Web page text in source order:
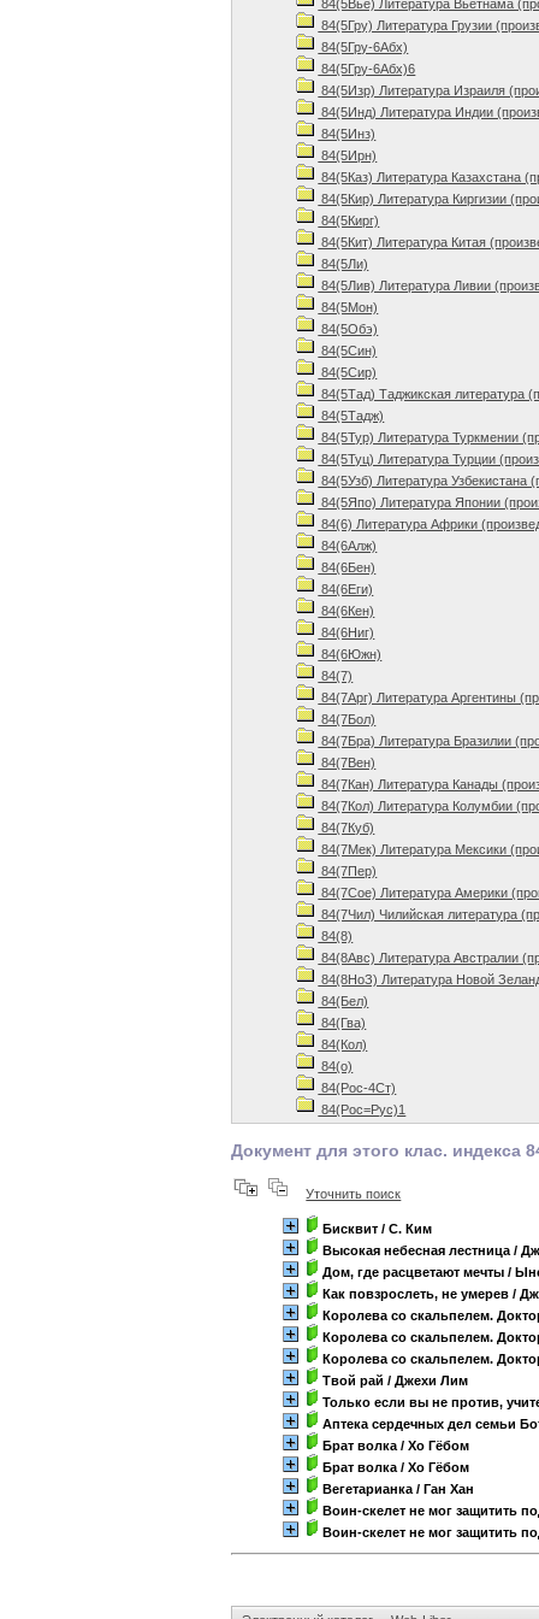
84(5Вье) Литература Вьетнама
84(5Гру) Литература Грузии
84(5Гру-6Абх)
84(5Гру-6Абх)6
84(5Изр) Литература Израиля
84(5Инд) Литература Индии
84(5Инз)
84(5Ирн)
84(5Каз) Литература Казахстана
84(5Кир) Литература Киргизии
84(5Кирг)
84(5Кит) Литература Китая
84(5Ли)
84(5Лив) Литература Ливии
84(5Мон)
84(5Обэ)
84(5Син)
84(5Сир)
84(5Тад) Таджикская литература
84(5Тадж)
84(5Тур) Литература Туркмении
84(5Туц) Литература Турции
84(5Узб) Литература Узбекистана
84(5Япо) Литература Японии
84(6) Литература Африки
84(6Алж)
84(6Бен)
84(6Еги)
84(6Кен)
84(6Ниг)
84(6Южн)
84(7)
84(7Арг) Литература Аргентины
84(7Бол)
84(7Бра) Литература Бразилии
84(7Вен)
84(7Кан) Литература Канады
84(7Кол) Литература Колумбии
84(7Куб)
84(7Мек) Литература Мексики
84(7Пер)
84(7Сое) Литература Америки
84(7Чил) Чилийская литература
84(8)
84(8Авс) Литература Австралии
84(8НоЗ) Литература Новой
84(Бел)
84(Гва)
84(Кол)
84(о)
84(Рос-4Ст)
84(Рос=Рус)1
Документ для этого клас. индекса
Уточнить поиск
Бисквит / С. Ким
Высокая небесная лестница /
Дом, где расцветают мечты /
Как повзрослеть, не умерев /
Королева со скальпелем.
Королева со скальпелем.
Королева со скальпелем.
Твой рай / Джехи Лим
Только если вы не против,
Аптека сердечных дел семьи
Брат волка / Хо Гёбом
Брат волка / Хо Гёбом
Вегетарианка / Ган Хан
Воин-скелет не мог защитить
Воин-скелет не мог защитить